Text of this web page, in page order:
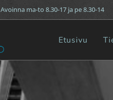
Avoinna ma-to 8.30-17 ja pe 8.30-14
Etusivu